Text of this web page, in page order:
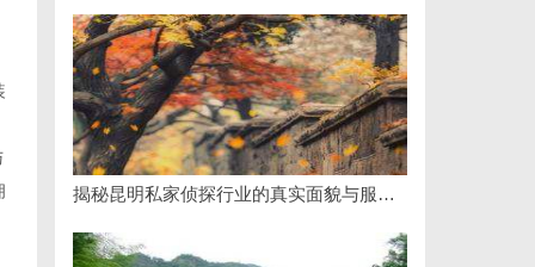
揭秘昆明私家侦探行业的真实面貌与服务价值